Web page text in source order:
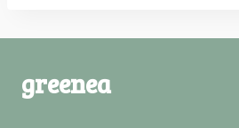
greenea